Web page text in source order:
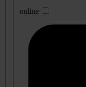
online